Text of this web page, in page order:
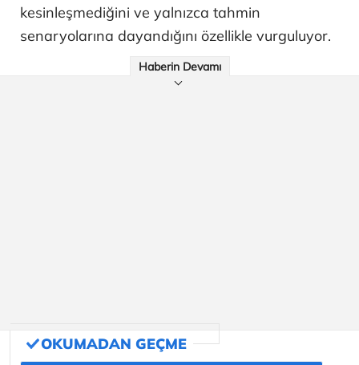
kesinleşmediğini ve yalnızca tahmin
senaryolarına dayandığını özellikle vurguluyor.
Haberin Devamı